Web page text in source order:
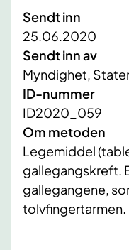
Sendt inn
25.06.2020
Sendt inn av
Myndighet,
ID-nummer
ID2020_059
Om metoden
Legemiddel
gallegangskreft.
gallegangene,
tolvfingertarmen.